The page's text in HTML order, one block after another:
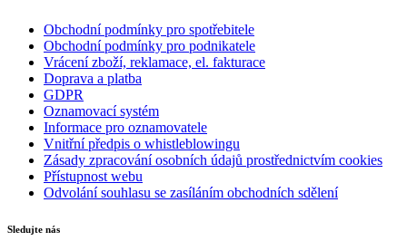
Obchodní podmínky pro spotřebitele
Obchodní podmínky pro podnikatele
Vrácení zboží, reklamace, el. fakturace
Doprava a platba
GDPR
Oznamovací systém
Informace pro oznamovatele
Vnitřní předpis o whistleblowingu
Zásady zpracování osobních údajů prostřednictvím cookies
Přístupnost webu
Odvolání souhlasu se zasíláním obchodních sdělení
Sledujte nás